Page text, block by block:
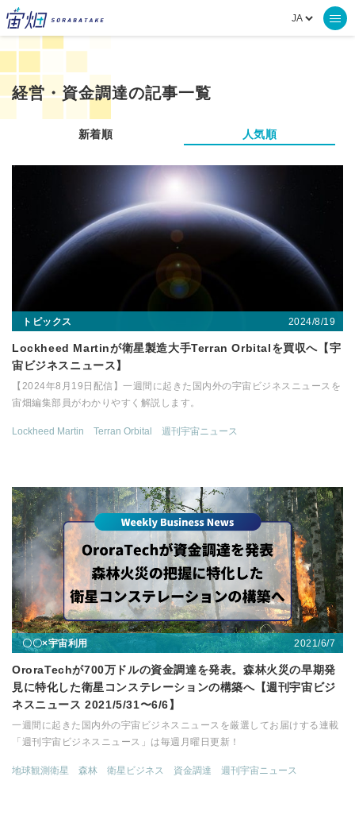
経営・資金調達の記事一覧
新着順 人気順
トピックス 2024/8/19
Lockheed Martinが衛星製造大手Terran Orbitalを買収へ【宇
宙ビジネスニュース】
【2024年8月19日配信】一週間に起きた国内外の宇宙ビジネスニュースを
宙畑編集部員がわかりやすく解説します。
Lockheed Martin Terran Orbital 週刊宇宙ニュース
〇〇×宇宙利用 2021/6/7
OroraTechが700万ドルの資金調達を発表。森林火災の早期発
見に特化した衛星コンステレーションの構築へ【週刊宇宙ビジ
ネスニュース 2021/5/31〜6/6】
一週間に起きた国内外の宇宙ビジネスニュースを厳選してお届けする連載
「週刊宇宙ビジネスニュース」は毎週月曜日更新！
地球観測衛星 森林 衛星ビジネス 資金調達 週刊宇宙ニュース